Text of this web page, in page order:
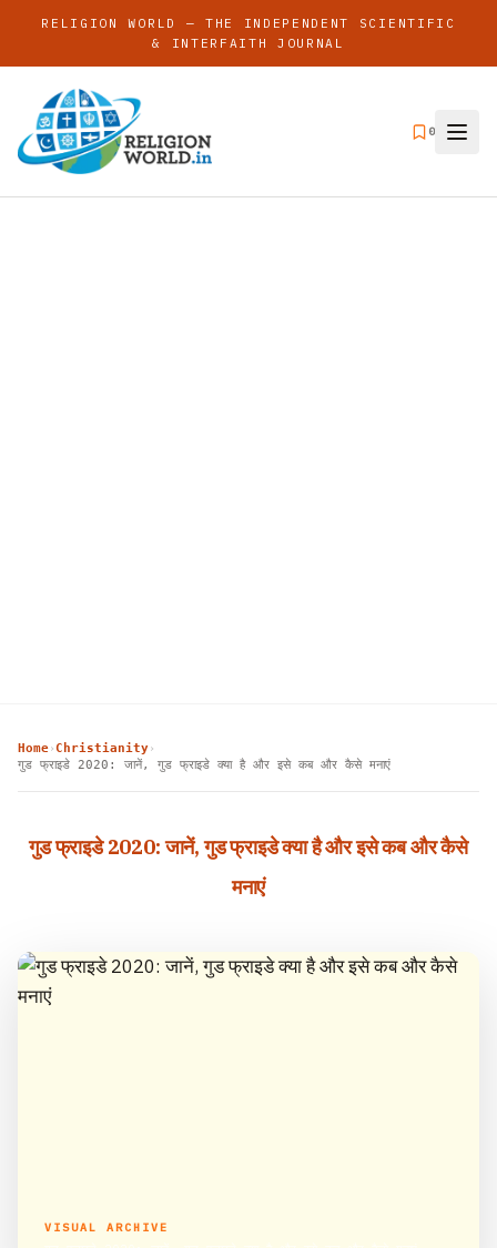
RELIGION WORLD — THE INDEPENDENT SCIENTIFIC
& INTERFAITH JOURNAL
0
Home›Christianity›
गुड फ्राइडे 2020: जानें, गुड फ्राइडे क्या है और इसे कब और कैसे मनाएं
गुड फ्राइडे 2020: जानें, गुड फ्राइडे क्या है और इसे कब और कैसे
मनाएं
VISUAL ARCHIVE